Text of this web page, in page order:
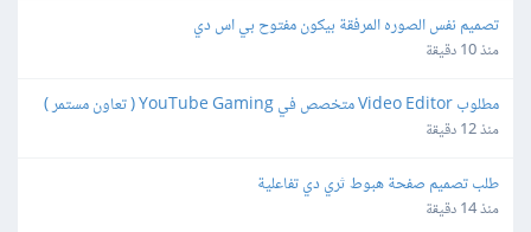
تصميم نفس الصوره المرفقة بيكون مفتوح بي اس دي
منذ 10 دقيقة
مطلوب Video Editor متخصص في YouTube Gaming ( تعاون مستمر )
منذ 12 دقيقة
طلب تصميم صفحة هبوط ثري دي تفاعلية
منذ 14 دقيقة